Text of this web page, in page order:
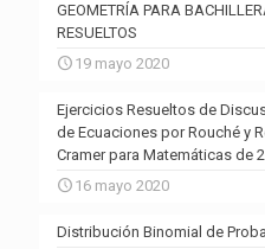
GEOMETRÍA PARA
RESUELTOS
19 mayo 2020
Ejercicios Resueltos de
de Ecuaciones por Rouché y
Cramer para Matemáticas de
16 mayo 2020
Distribución Binomial de